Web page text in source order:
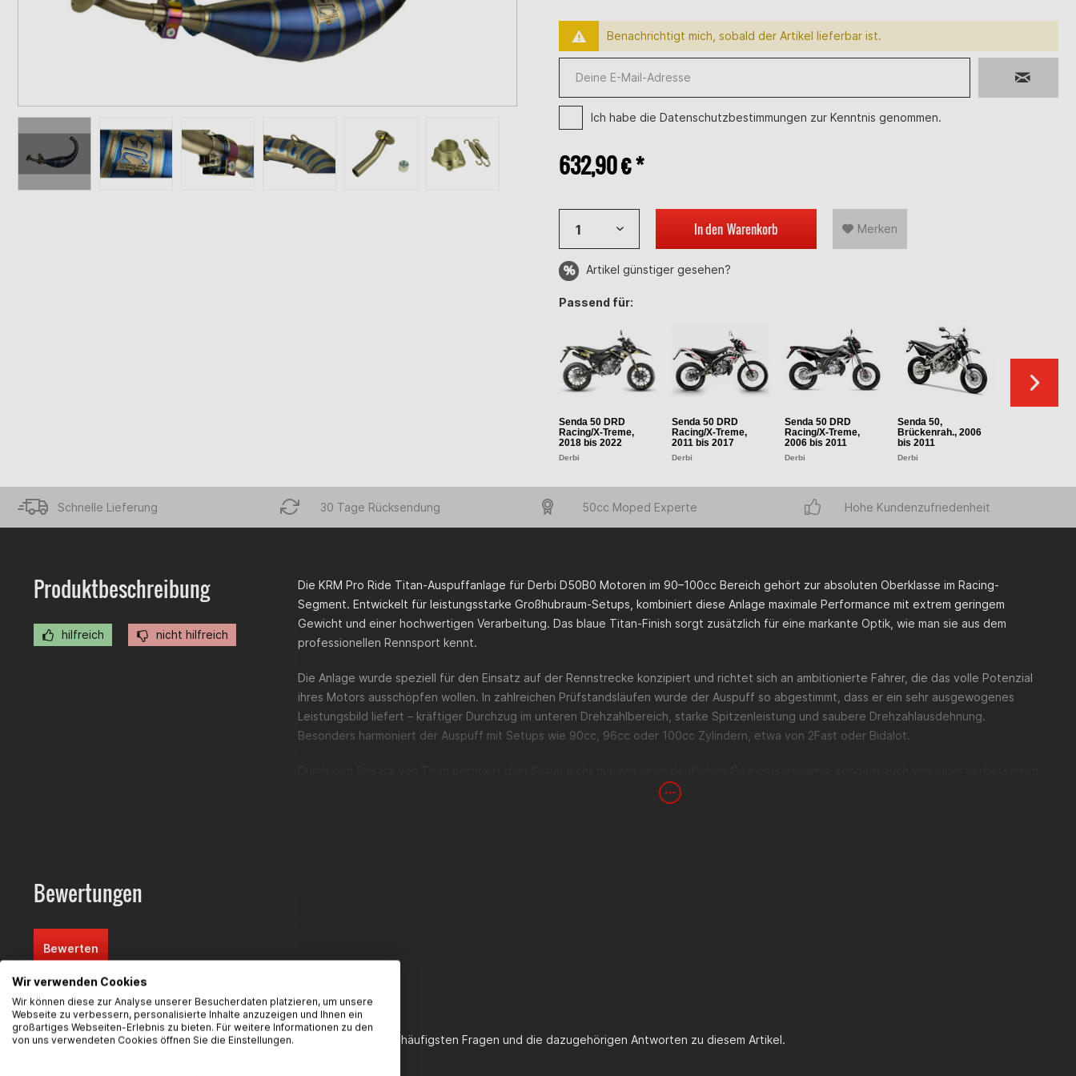
Benachrichtigt mich, sobald der Artikel lieferbar ist.
Ich habe die Datenschutzbestimmungen zur Kenntnis genommen.
632,90 € *
In den Warenkorb Merken
Artikel günstiger gesehen?
Passend für:
Senda 50 DRD
Racing/X-Treme,
2018 bis 2022
Derbi
Senda 50 DRD
Racing/X-Treme,
2011 bis 2017
Derbi
Senda 50 DRD
Racing/X-Treme,
2006 bis 2011
Derbi
Senda 50,
Brückenrah., 2006
bis 2011
Derbi
Schnelle Lieferung 30 Tage Rücksendung 50cc Moped Experte Hohe Kundenzufriedenheit
Produktbeschreibung
hilfreich nicht hilfreich
Die KRM Pro Ride Titan-Auspuffanlage für Derbi D50B0 Motoren im 90–100cc Bereich gehört zur absoluten Oberklasse im Racing-
Segment. Entwickelt für leistungsstarke Großhubraum-Setups, kombiniert diese Anlage maximale Performance mit extrem geringem
Gewicht und einer hochwertigen Verarbeitung. Das blaue Titan-Finish sorgt zusätzlich für eine markante Optik, wie man sie aus dem
professionellen Rennsport kennt.
Die Anlage wurde speziell für den Einsatz auf der Rennstrecke konzipiert und richtet sich an ambitionierte Fahrer, die das volle Potenzial
ihres Motors ausschöpfen wollen. In zahlreichen Prüfstandsläufen wurde der Auspuff so abgestimmt, dass er ein sehr ausgewogenes
Leistungsbild liefert – kräftiger Durchzug im unteren Drehzahlbereich, starke Spitzenleistung und saubere Drehzahlausdehnung.
Besonders harmoniert der Auspuff mit Setups wie 90cc, 96cc oder 100cc Zylindern, etwa von 2Fast oder Bidalot.
Wärmebeständigkeit. Der modulare Aufbau mit dem KRM MULTIFIX Montagesystem erleichtert zudem die Montage und sorgt für einen
Einsatzbereich: Rennstrecke / Wettbewerb / Show
Passend für: Derbi Motoren
Hubraum-Empfehlung: 90cc – 100cc
Flanschdurchmesser: Ø 38 mm
Montagesystem: KRM MULTIFIX
Bewertungen
Bewerten
FAQ Hier findest du die häufigsten Fragen und die dazugehörigen Antworten zu diesem Artikel.
Wir verwenden Cookies
Wir können diese zur Analyse unserer Besucherdaten platzieren, um unsere
Webseite zu verbessern, personalisierte Inhalte anzuzeigen und Ihnen ein
großartiges Webseiten-Erlebnis zu bieten. Für weitere Informationen zu den
von uns verwendeten Cookies öffnen Sie die Einstellungen.